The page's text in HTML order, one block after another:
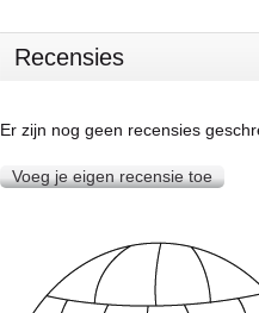
Recensies
Er zijn nog geen recensies
Voeg je eigen recensie toe